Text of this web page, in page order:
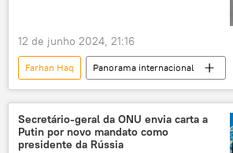
Nações Unidas
Organização das Nações Unidas
12 de junho 2024, 21:16
Farhan Haq
Panorama internacional
Rússia
Europa
Sergei Lavrov
Ucrânia
Estados Unidos
ONU
G7
Palácio do Eliseu
Secretário-geral da ONU envia carta a
Putin por novo mandato como
presidente da Rússia